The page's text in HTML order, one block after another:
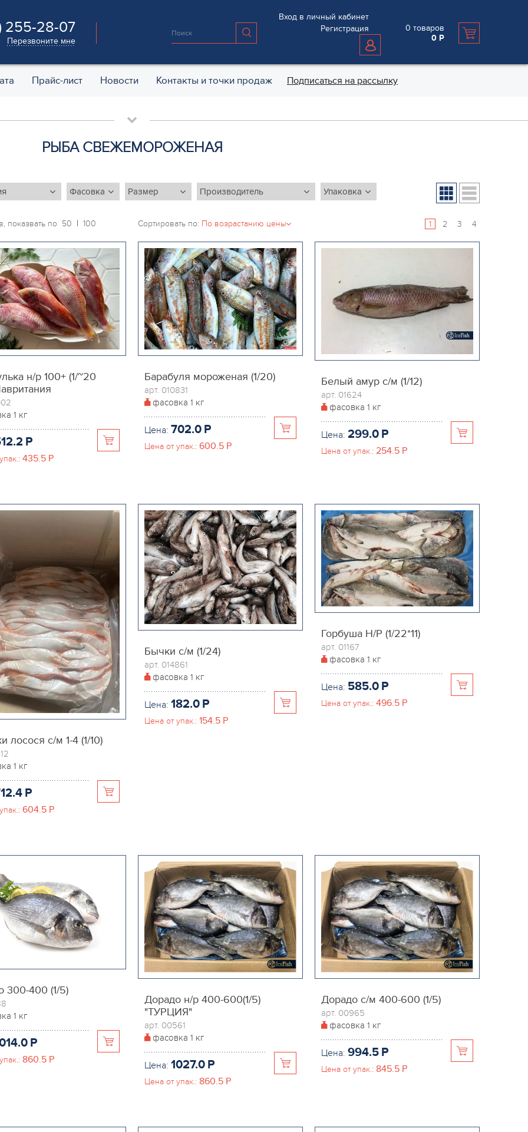
255-28-07
Перезвоните мне
Вход в личный кабинет
Регистрация
0 товаров
0 Р
Прайс-лист Новости Контакты и точки продаж Подписаться на рассылку
РЫБА СВЕЖЕМОРОЖЕНАЯ
показвать по 50 100 Сортировать по: 1 2 3 4
н/р 100+ (1/~20
1 кг
P
435.5 P
Барабуля мороженая (1/20)
арт. 010831
фасовка 1 кг
Цена: 702.0 P
Цена от упак.: 600.5 P
Белый амур с/м (1/12)
арт. 01624
фасовка 1 кг
Цена: 299.0 P
Цена от упак.: 254.5 P
лосося с/м 1-4 (1/10)
1 кг
P
604.5 P
Бычки с/м (1/24)
арт. 014861
фасовка 1 кг
Цена: 182.0 P
Цена от упак.: 154.5 P
Горбуша Н/Р (1/22*11)
арт. 01167
фасовка 1 кг
Цена: 585.0 P
Цена от упак.: 496.5 P
300-400 (1/5)
1 кг
P
860.5 P
Дорадо н/р 400-600(1/5)
"ТУРЦИЯ"
арт. 00561
фасовка 1 кг
Цена: 1027.0 P
Цена от упак.: 860.5 P
Дорадо с/м 400-600 (1/5)
арт. 00965
фасовка 1 кг
Цена: 994.5 P
Цена от упак.: 845.5 P